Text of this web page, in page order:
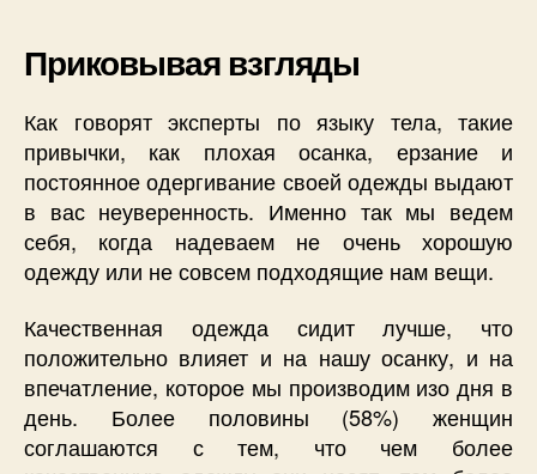
Приковывая взгляды
Как говорят эксперты по языку тела, такие
привычки, как плохая осанка, ерзание и
постоянное одергивание своей одежды выдают
в вас неуверенность. Именно так мы ведем
себя, когда надеваем не очень хорошую
одежду или не совсем подходящие нам вещи.
Качественная одежда сидит лучше, что
положительно влияет и на нашу осанку, и на
впечатление, которое мы производим изо дня в
день. Более половины (58%) женщин
соглашаются с тем, что чем более